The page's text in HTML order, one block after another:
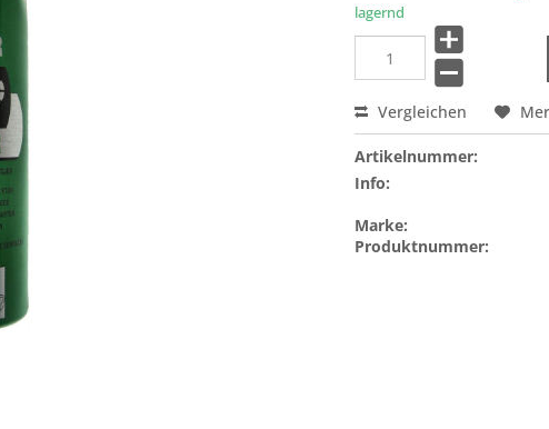
lagernd
Vergleichen
Artikelnummer:
Info:
Marke:
Produktnummer: